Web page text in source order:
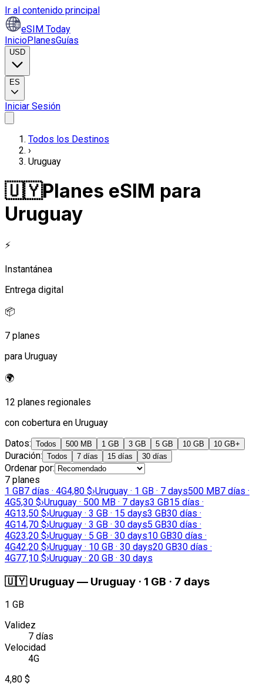
Ir al contenido principal
eSIM Today
InicioPlanesGuías
USD
ES
Iniciar Sesión
Todos los Destinos
›
Uruguay
🇺🇾Planes eSIM para
Uruguay
⚡
Instantánea
Entrega digital
📦
7 planes
para Uruguay
🌍
12 planes regionales
con cobertura en Uruguay
Datos: Todos 500 MB 1 GB 3 GB 5 GB 10 GB 10 GB+
Duración: Todos 7 días 15 días 30 días
Ordenar por:
7 planes
1 GB7 días · 4G4,80 $›Uruguay · 1 GB · 7 days500 MB7 días ·
4G5,30 $›Uruguay · 500 MB · 7 days3 GB15 días ·
4G13,50 $›Uruguay · 3 GB · 15 days3 GB30 días ·
4G14,70 $›Uruguay · 3 GB · 30 days5 GB30 días ·
4G23,20 $›Uruguay · 5 GB · 30 days10 GB30 días ·
4G42,20 $›Uruguay · 10 GB · 30 days20 GB30 días ·
4G77,10 $›Uruguay · 20 GB · 30 days
🇺🇾 Uruguay— Uruguay · 1 GB · 7 days
1 GB
Validez
7 días
Velocidad
4G
4,80 $